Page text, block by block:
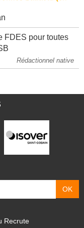
pour toutes
Rédactionnel native